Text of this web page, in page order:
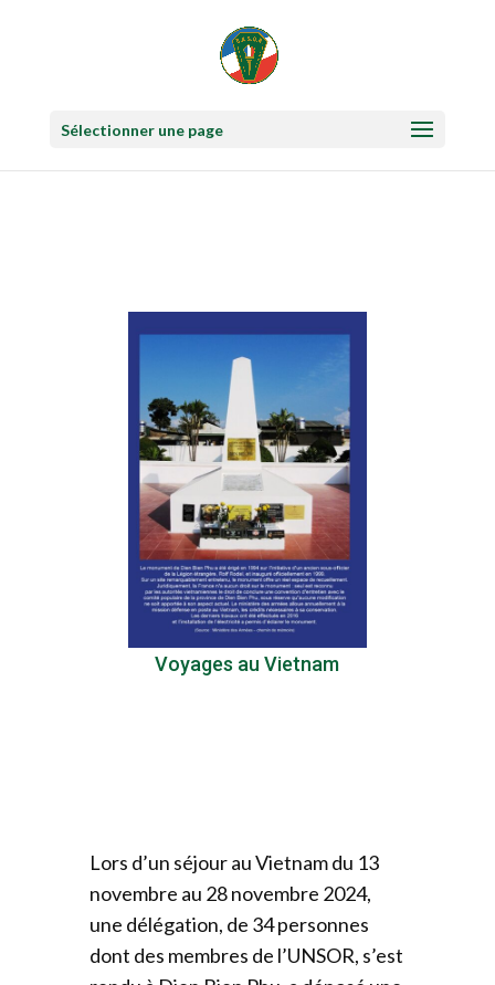
Sélectionner une page
Voyages au Vietnam
Lors d’un séjour au Vietnam du 13
novembre au 28 novembre 2024,
une délégation, de 34 personnes
dont des membres de l’UNSOR, s’est